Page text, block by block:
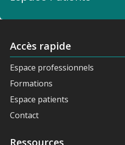
Accès rapide
Espace professionnels
Formations
Espace patients
Contact
Ressources